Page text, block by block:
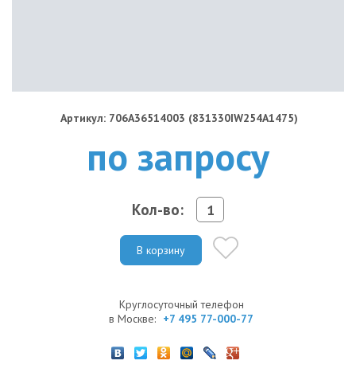
Артикул: 706A36514003 (831330IW254A1475)
по запросу
Кол-во:
В корзину
Круглосуточный телефон
в Москве: +7 495 77-000-77